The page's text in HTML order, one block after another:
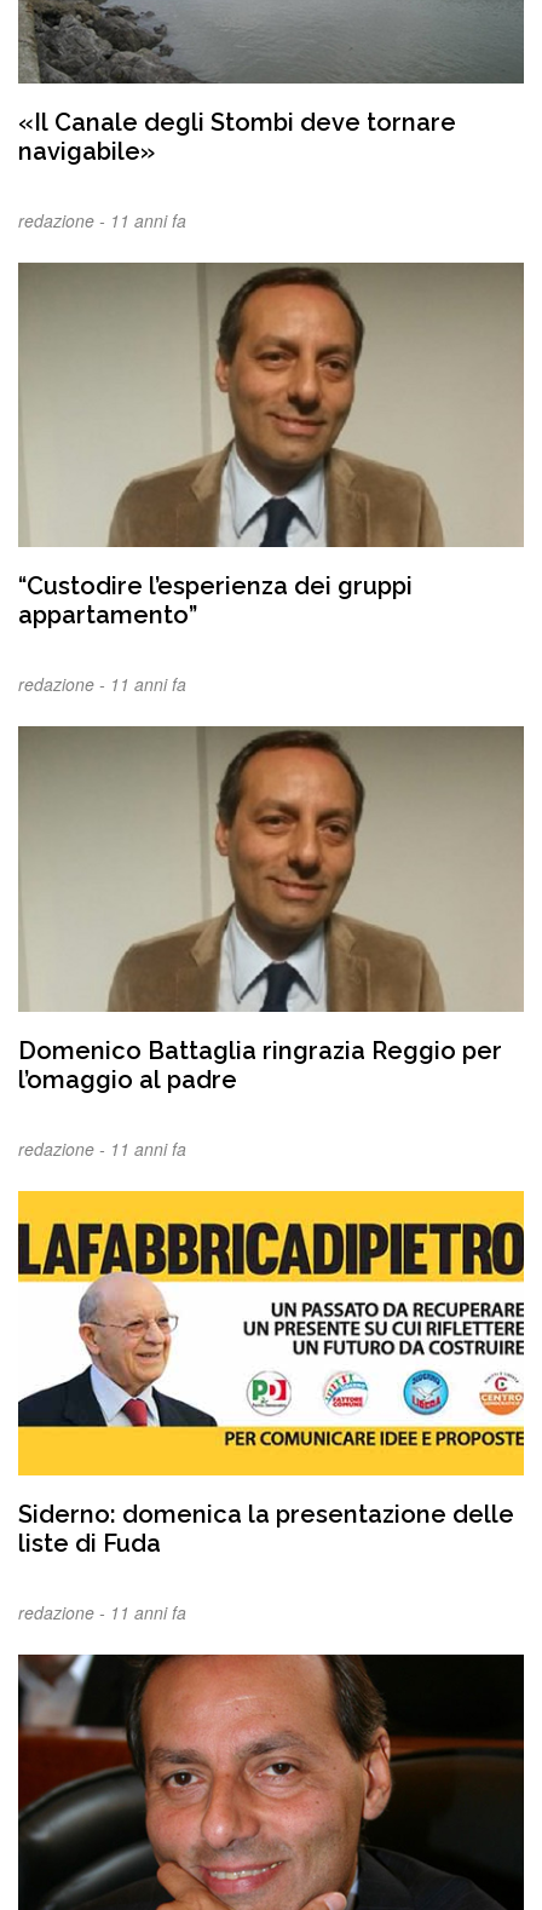
«Il Canale degli Stombi deve tornare
navigabile»
redazione - 11 anni fa
“Custodire l’esperienza dei gruppi
appartamento”
redazione - 11 anni fa
Domenico Battaglia ringrazia Reggio per
l’omaggio al padre
redazione - 11 anni fa
Siderno: domenica la presentazione delle
liste di Fuda
redazione - 11 anni fa